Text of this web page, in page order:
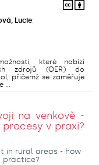
Lucie;
které nabízí
zdrojů (OER) do
přičemž se zaměřuje
...
na venkově -
v praxi?
in rural areas - how
practice?